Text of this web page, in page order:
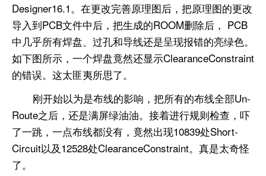
Designer16.1。在更改完善原理图后，把原理图的更改
导入到PCB文件中后，把生成的ROOM删除后， PCB
中几乎所有焊盘、过孔和导线还是呈现报错的亮绿色。
如下图所示，一个焊盘竟然还显示ClearanceConstraint
的错误。这太匪夷所思了。
刚开始以为是布线的影响，把所有的布线全部Un-
Route之后，还是满屏绿油油。接着进行规则检查，吓
了一跳，一点布线都没有，竟然出现10839处Short-
Circuit以及12528处ClearanceConstraint。真是太奇怪
了。